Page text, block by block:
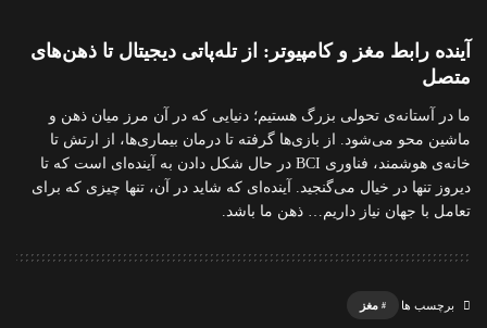
آینده رابط مغز و کامپیوتر: از تله‌پاتی دیجیتال تا ذهن‌های
متصل
ما در آستانه‌ی تحولی بزرگ هستیم؛ دنیایی که در آن مرز میان ذهن و
ماشین محو می‌شود. از بازی‌ها گرفته تا درمان بیماری‌ها، از ارتش تا
خانه‌ی هوشمند، فناوری BCI در حال شکل دادن به آینده‌ای است که تا
دیروز تنها در خیال می‌گنجید. آینده‌ای که شاید در آن، تنها چیزی که برای
تعامل با جهان نیاز داریم… ذهن ما باشد.
برچسب ها مغز